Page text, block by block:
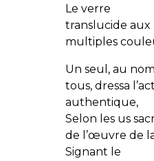
Le verre
translucide aux
multiples
Un seul, au
tous, dressa
authentique,
Selon les us
de l’œuvre de
Signant le